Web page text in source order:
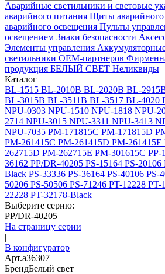
Аварийные светильники и световые
аварийного питания Щиты аварийного
аварийного освещения Пульты
освещением Знаки безопасности
Элементы управления
светильники ОЕМ-партнеров
продукция БЕЛЫЙ СВЕТ Неликвиды
Каталог
BL-1515 BL-2010B BL-2020B BL-
BL-3015B BL-3511B BL-3517 BL-4020
NPU-0303 NPU-1510 NPU-1818 NPU-
2714 NPU-3015 NPU-3311 NPU-3413
NPU-7035 PM-171815C PM-171815D
PM-261415C PM-261415D PM-261415E
262715D PM-262715E PM-301615C PP-
36162 PP/DR-40205 PS-15164 PS-20106
Black PS-33336 PS-36164 PS-40106 PS-
50206 PS-50506 PS-71246 PT-12228 PT-
22228 PT-32178-Black
Выберите серию:
PP/DR-40205
На страницу серии
|
В конфигуратор
Арт.a36307
БрендБелый свет